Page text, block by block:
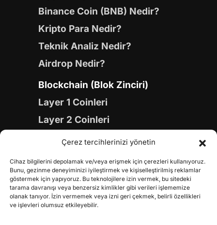
Çerez tercihlerinizi yönetin
Cihaz bilgilerini depolamak ve/veya erişmek için çerezleri kullanıyoruz.
Bunu, gezinme deneyiminizi iyileştirmek ve kişiselleştirilmiş reklamlar
göstermek için yapıyoruz. Bu teknolojilere izin vermek, bu sitedeki
tarama davranışı veya benzersiz kimlikler gibi verileri işlememize
olanak tanıyor. İzin vermemek veya izni geri çekmek, belirli özellikleri
ve işlevleri olumsuz etkileyebilir.
Binance Coin (BNB) Nedir?
Kripto Para Nedir?
Teknik Analiz Nedir?
Airdrop Nedir?
Blockchain (Blok Zinciri)
Layer 1 Coinleri
Layer 2 Coinleri
Yapay Zeka (AI) Coinleri
Gaming Coinleri
RWA Coinleri
DeFi Coinleri